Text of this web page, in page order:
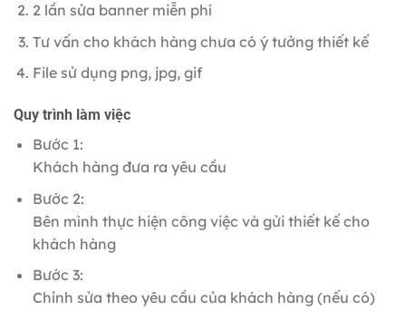
2 lần sửa banner miễn phí
Tư vấn cho khách hàng chưa có ý tưởng thiết kế
File sử dụng png, jpg, gif
Quy trình làm việc
Bước 1:
Khách hàng đưa ra yêu cầu
Bước 2:
Bên mình thực hiện công việc và gửi thiết kế cho
khách hàng
Bước 3:
Chỉnh sửa theo yêu cầu của khách hàng (nếu có)